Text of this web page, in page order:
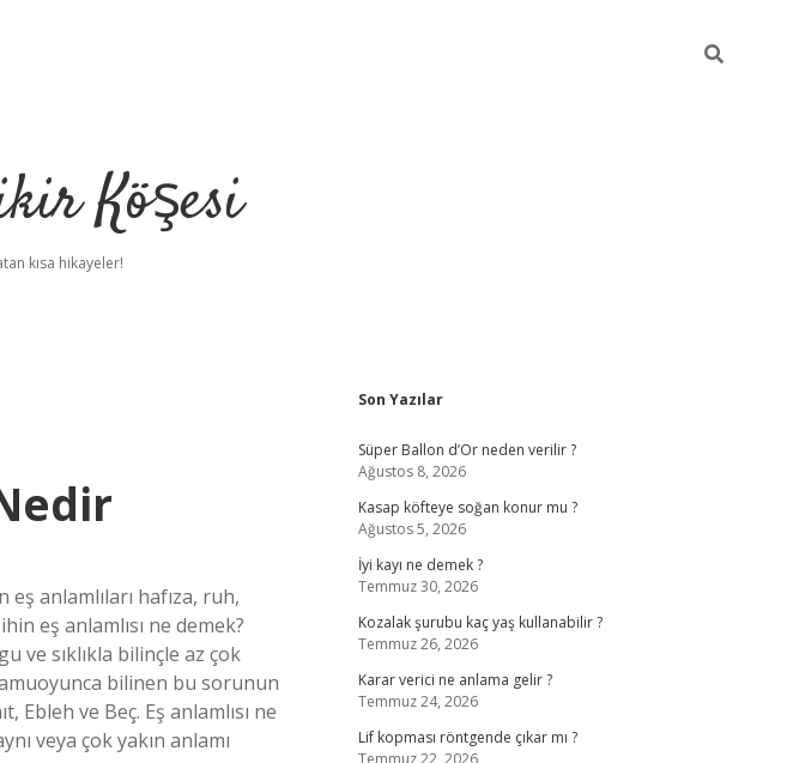
Köşesi
kısa hikayeler!
eş anlamlıları hafıza, ruh,
eş anlamlısı ne demek?
ve sıklıkla bilinçle az çok
bilinen bu sorunun
Ebleh ve Beç. Eş anlamlısı ne
veya çok yakın anlamı
Sidebar
Son Yazılar
Süper Ballon d’Or neden verilir ?
Ağustos 8, 2026
Kasap köfteye soğan konur mu ?
Ağustos 5, 2026
İyi kayı ne demek ?
Temmuz 30, 2026
Kozalak şurubu kaç yaş kullanabilir ?
Temmuz 26, 2026
Karar verici ne anlama gelir ?
Temmuz 24, 2026
Lif kopması röntgende çıkar mı ?
Temmuz 22, 2026